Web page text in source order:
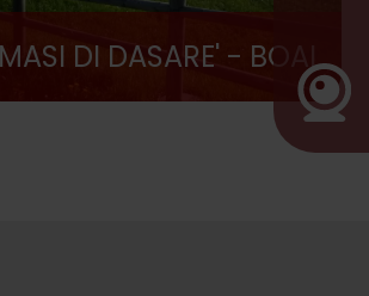
MASI DI DASARE' - BOAI